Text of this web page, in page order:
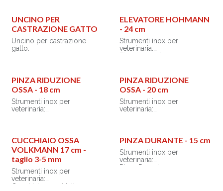
UNCINO PER
CASTRAZIONE GATTO
Uncino per castrazione
gatto.
ELEVATORE HOHMANN
- 24 cm
Strumenti inox per
veterinaria:
Elevatore hohmann - 24 cm
PINZA RIDUZIONE
OSSA - 18 cm
Strumenti inox per
veterinaria:
PINZA RIDUZIONE
OSSA - 20 cm
Strumenti inox per
veterinaria:
CUCCHIAIO OSSA
VOLKMANN 17 cm -
taglio 3-5 mm
Strumenti inox per
veterinaria:
Cucchiaio ossa Volkmann 17
PINZA DURANTE - 15 cm
Strumenti inox per
veterinaria:
Pinza Durante - 15 cm